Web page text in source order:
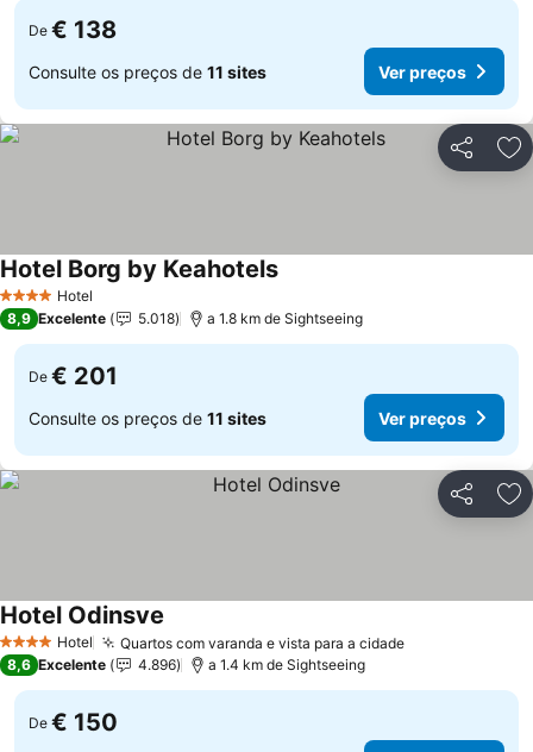
De € 138
Consulte os preços de 11 sites Ver preços
Partilhar
4 EstrelasHotel
Hotel Borg by Keahotels
8,9 Excelente 5.018 a 1.8 km de Sightseeing
De € 201
Consulte os preços de 11 sites Ver preços
Partilhar
4 EstrelasHotel Quartos com varanda e vista para a cidade
Hotel Odinsve
8,6 Excelente 4.896 a 1.4 km de Sightseeing
De € 150